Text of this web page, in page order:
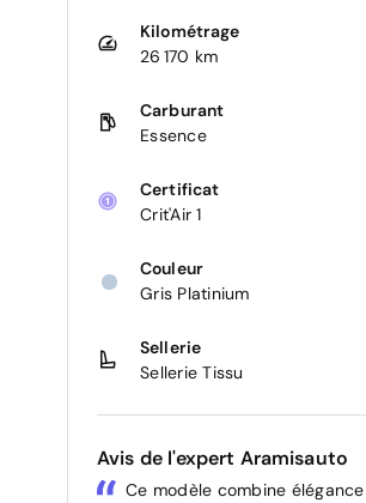
Kilométrage
26 170 km
Carburant
Essence
Certificat
Crit'Air 1
Couleur
Gris Platinium
Sellerie
Sellerie Tissu
Avis de l'expert Aramisauto
Ce modèle combine